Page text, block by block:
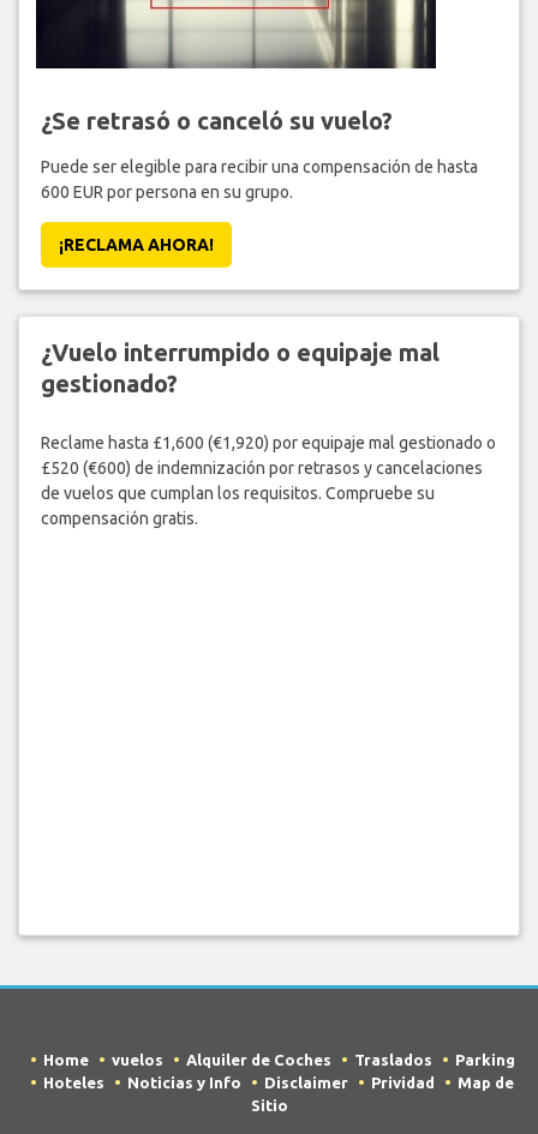
¿Se retrasó o canceló su vuelo?
Puede ser elegible para recibir una compensación de hasta
600 EUR por persona en su grupo.
¡RECLAMA AHORA!
¿Vuelo interrumpido o equipaje mal
gestionado?
Reclame hasta £1,600 (€1,920) por equipaje mal gestionado o
£520 (€600) de indemnización por retrasos y cancelaciones
de vuelos que cumplan los requisitos. Compruebe su
compensación gratis.
Home vuelos Alquiler de Coches Traslados
Parking
Hoteles
Noticias y Info Disclaimer Prividad
Map de
Sitio